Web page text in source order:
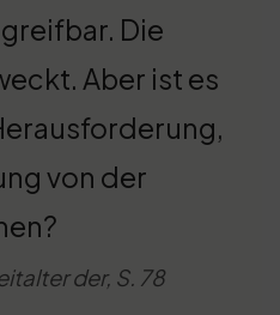
Die
Aber ist es
von der
der, S. 78